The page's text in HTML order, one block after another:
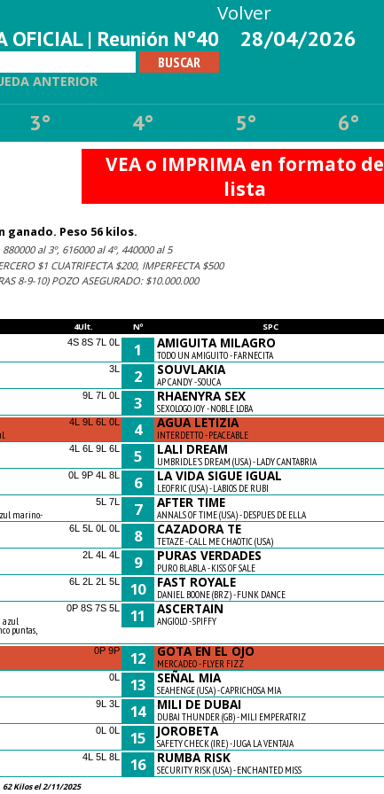
Volver
OFICIAL | Reunión Nº40 28/04/2026
ANTERIOR
3° 4° 5° 6°
VEA o IMPRIMA en formato de
lista
ganado. Peso 56 kilos.
al 3º, 616000 al 4º, 440000 al 5
$1 CUATRIFECTA $200, IMPERFECTA $500
8-9-10) POZO ASEGURADO: $10.000.000
4Ult. Nº SPC
4S 8S 7L 0L 1 AMIGUITA MILAGRO
TODO UN AMIGUITO - FARNECITA
3L 2 SOUVLAKIA
AP CANDY - SOUCA
9L 7L 0L 3 RHAENYRA SEX
SEXOLOGO JOY - NOBLE LOBA
4L 9L 6L 0L 4 AGUA LETIZIA
INTERDETTO - PEACEABLE
4L 6L 9L 6L 5 LALI DREAM
UMBRIDLE'S DREAM (USA) - LADY CANTABRIA
0L 9P 4L 8L 6 LA VIDA SIGUE IGUAL
LEOFRIC (USA) - LABIOS DE RUBI
marino.-
5L 7L 7 AFTER TIME
ANNALS OF TIME (USA) - DESPUES DE ELLA
6L 5L 0L 0L 8 CAZADORA TE
TETAZE - CALL ME CHAOTIC (USA)
2L 4L 4L 9 PURAS VERDADES
PURO BLABLA - KISS OF SALE
6L 2L 2L 5L 10 FAST ROYALE
DANIEL BOONE (BRZ) - FUNK DANCE
azul
puntas,
0P 8S 7S 5L 11 ASCERTAIN
ANGIOLO - SPIFFY
0P 9P 12 GOTA EN EL OJO
MERCADEO - FLYER FIZZ
0L 13 SEÑAL MIA
SEAHENGE (USA) - CAPRICHOSA MIA
9L 3L 14 MILI DE DUBAI
DUBAI THUNDER (GB) - MILI EMPERATRIZ
0L 0L 15 JOROBETA
SAFETY CHECK (IRE) - JUGA LA VENTAJA
4L 5L 8L 16 RUMBA RISK
SECURITY RISK (USA) - ENCHANTED MISS
62 Kilos el 2/11/2025